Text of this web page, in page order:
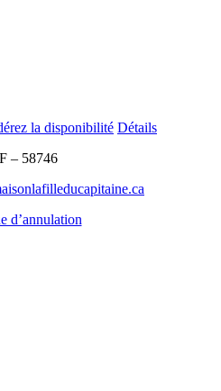
la disponibilité Détails
– 58746
d’annulation